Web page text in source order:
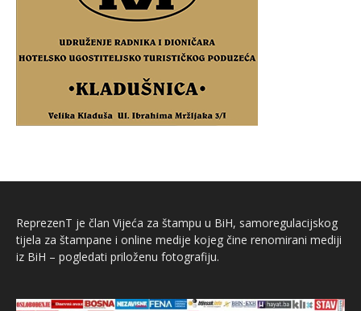
ReprezenT je član Vijeća za štampu u BiH, samoregulacijskog
tijela za štampane i online medije kojeg čine renomirani mediji
iz BiH – pogledati priloženu fotografiju.